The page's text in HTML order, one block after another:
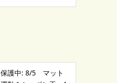
保護中: 8/5 マット